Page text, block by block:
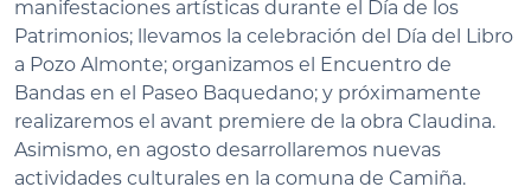
manifestaciones artísticas durante el Día de los
Patrimonios; llevamos la celebración del Día del Libro
a Pozo Almonte; organizamos el Encuentro de
Bandas en el Paseo Baquedano; y próximamente
realizaremos el avant premiere de la obra Claudina.
Asimismo, en agosto desarrollaremos nuevas
actividades culturales en la comuna de Camiña.